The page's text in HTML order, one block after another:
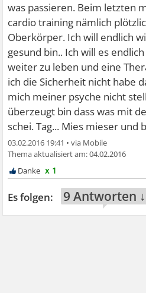
was passieren. Beim letzten
cardio training nämlich
Oberkörper. Ich will endlich
gesund bin.. Ich will es
weiter zu leben und eine
ich die Sicherheit nicht habe
mich meiner psyche nicht
überzeugt bin dass was mit
schei. Tag... Mies mieser und
03.02.2016 19:41 •
04.02.2016
x 1
9 Antworten ↓